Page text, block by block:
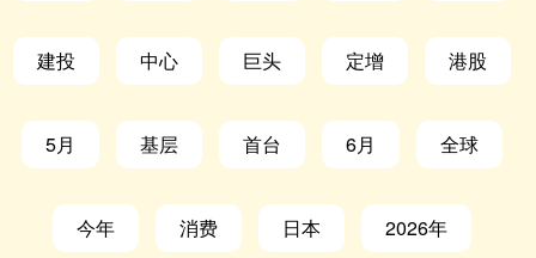
建投 中心 巨头 定增 港股
5月 基层 首台 6月 全球
今年 消费 日本 2026年